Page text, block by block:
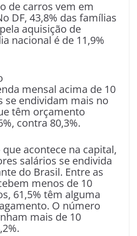
de carros vem em
DF, 43,8% das famílias
aquisição de
nacional é de 11,9%
mensal acima de 10
se endividam mais no
têm orçamento
contra 80,3%.
acontece na capital,
salários se endivida
do Brasil. Entre as
menos de 10
61,5% têm alguma
O número
mais de 10